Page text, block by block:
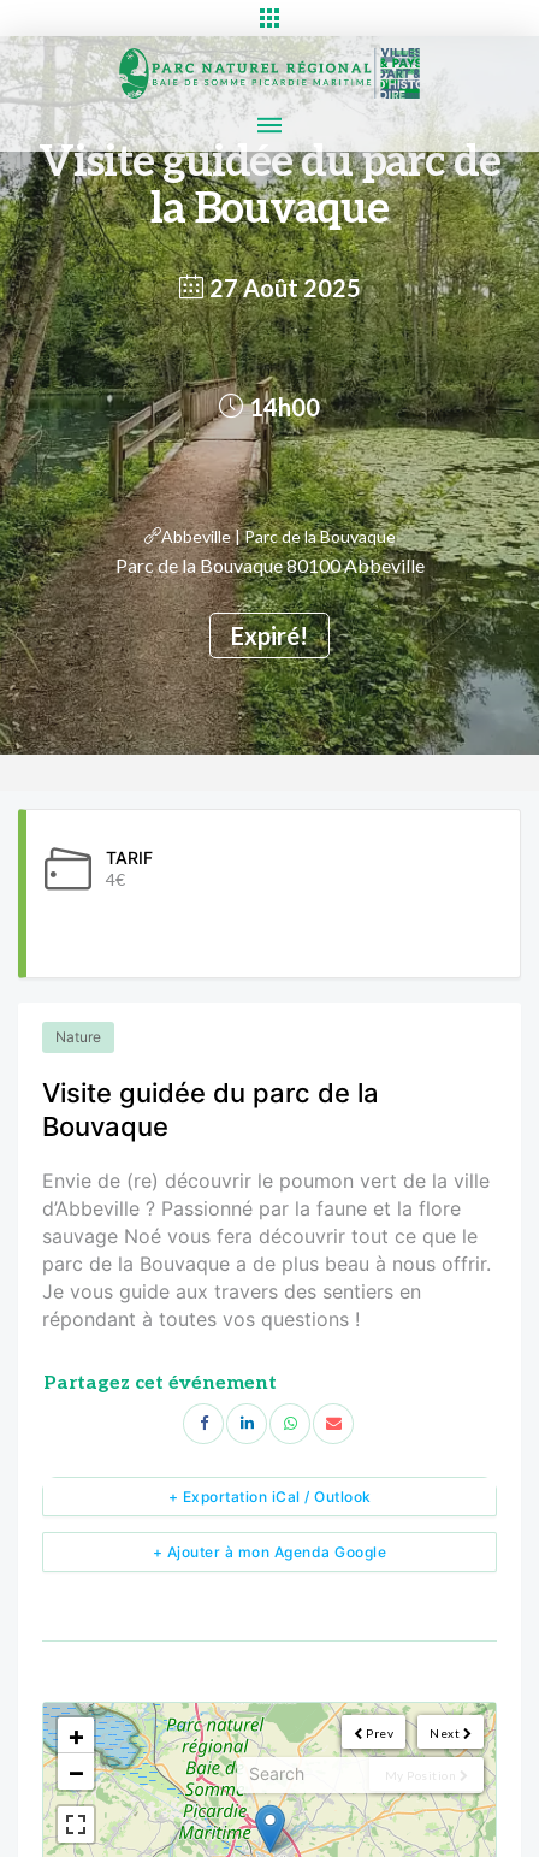
Visite guidée du parc de
la Bouvaque
27 Août 2025
Expiré!
14h00
Abbeville | Parc de la Bouvaque
Parc de la Bouvaque 80100 Abbeville
TARIF
4€
Nature
Visite guidée du parc de la
Bouvaque
Envie de (re) découvrir le poumon vert de la ville
d’Abbeville ? Passionné par la faune et la flore
sauvage Noé vous fera découvrir tout ce que le
parc de la Bouvaque a de plus beau à nous offrir.
Je vous guide aux travers des sentiers en
répondant à toutes vos questions !
Partagez cet événement
+ Ajouter à mon Agenda Google
+ Exportation iCal / Outlook
Next
Prev
My Position
<!---->
+
−